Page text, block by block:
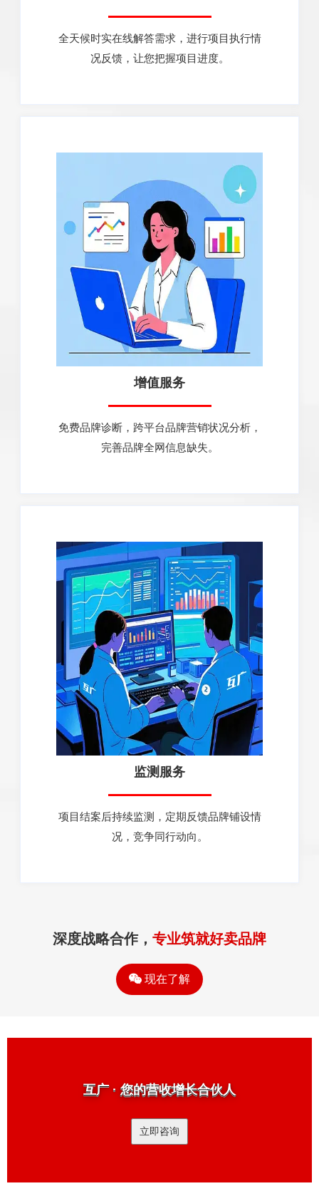
全天候时实在线解答需求，进行项目执行情
况反馈，让您把握项目进度。
增值服务
免费品牌诊断，跨平台品牌营销状况分析，
完善品牌全网信息缺失。
监测服务
项目结案后持续监测，定期反馈品牌铺设情
况，竞争同行动向。
深度战略合作， 专业筑就好卖品牌
现在了解
互广 · 您的营收增长合伙人
立即咨询